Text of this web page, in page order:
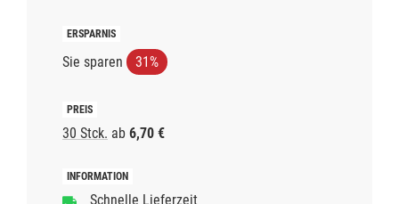
Sie sparen 31%
30 Stck. ab 6,70 €
Schnelle Lieferzeit